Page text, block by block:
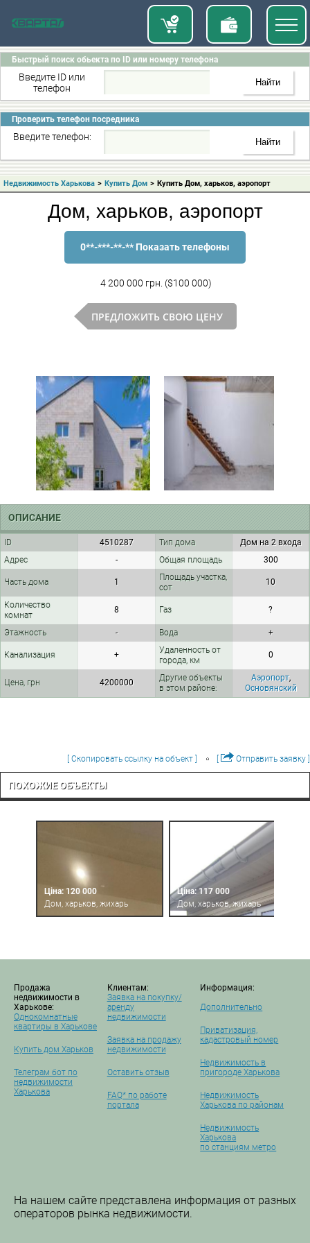
Быстрый поиск обьекта по ID или номеру телефона
Введите ID или
телефон
Проверить телефон посредника
Введите телефон:
Недвижимость Харькова > Купить Дом > Купить Дом, харьков, аэропорт
Дом, харьков, аэропорт
0**-***-**-** Показать телефоны
4 200 000 грн. ($100 000)
ПРЕДЛОЖИТЬ СВОЮ ЦЕНУ
ОПИСАНИЕ
ID 4510287 Тип дома
Дом на 2 входа
Адрес
- Общая площадь 300
Часть дома 1
Площадь участка,
сот
10
Количество
комнат
8 Газ ?
Этажность - Вода +
Канализация +
Удаленность от
города, км
0
Цена, грн 4200000
Другие объекты
в этом районе:
Аэропорт,
Основянский
[ Скопировать ссылку на объект ] Отправить заявку ]
ПОХОЖИЕ ОБЪЕКТЫ
Ціна: 120 000
Дом, харьков, жихарь
Ціна: 117 000
Дом, харьков, жихарь
Продажа
недвижимости в
Харькове:
Однокомнатные
квартиры в Харькове
Купить дом Харьков
Телеграм бот по
недвижимости
Харькова
Клиентам:
Заявка на покупку/
аренду
недвижимости
Заявка на продажу
недвижимости
Оставить отзыв
FAQ* по работе
портала
Информация:
Дополнительно
Приватизация,
кадастровый номер
Недвижимость в
пригороде Харькова
Недвижимость
Харькова по районам
Недвижимость
Харькова
по станциям метро
На нашем сайте представлена информация от разных
операторов рынка недвижимости.